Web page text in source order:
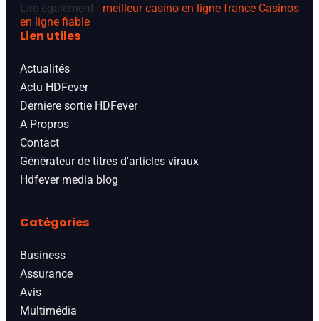
Lire également : meilleur casino en ligne france Casinos
en ligne fiable
Lien utiles
Actualités
Actu HDFever
Derniere sortie HDFever
A Propros
Contact
Générateur de titres d'articles viraux
Hdfever media blog
Catégories
Business
Assurance
Avis
Multimédia